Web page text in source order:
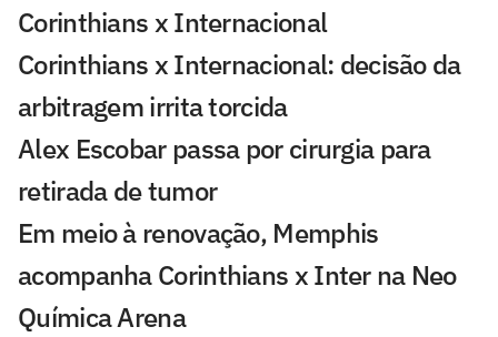
Corinthians x Internacional
Corinthians x Internacional: decisão da
arbitragem irrita torcida
Alex Escobar passa por cirurgia para
retirada de tumor
Em meio à renovação, Memphis
acompanha Corinthians x Inter na Neo
Química Arena